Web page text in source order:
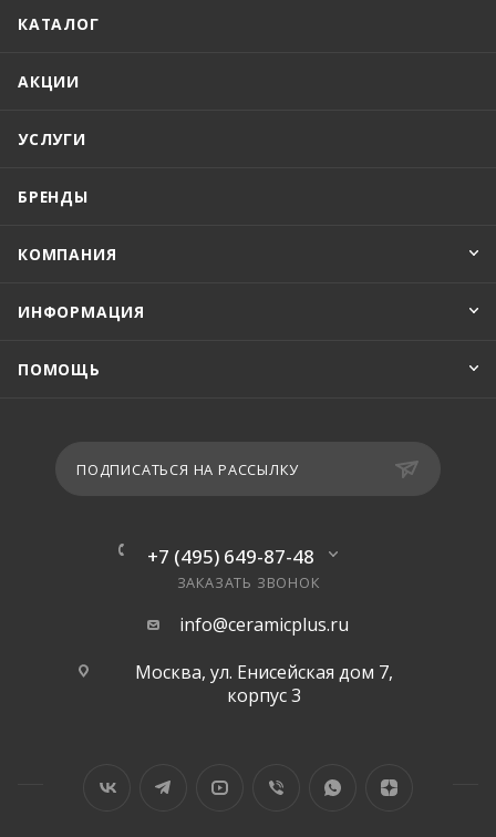
КАТАЛОГ
АКЦИИ
УСЛУГИ
БРЕНДЫ
КОМПАНИЯ
ИНФОРМАЦИЯ
ПОМОЩЬ
ПОДПИСАТЬСЯ НА РАССЫЛКУ
+7 (495) 649-87-48
ЗАКАЗАТЬ ЗВОНОК
info@ceramicplus.ru
Москва, ул. Енисейская дом 7,
корпус 3